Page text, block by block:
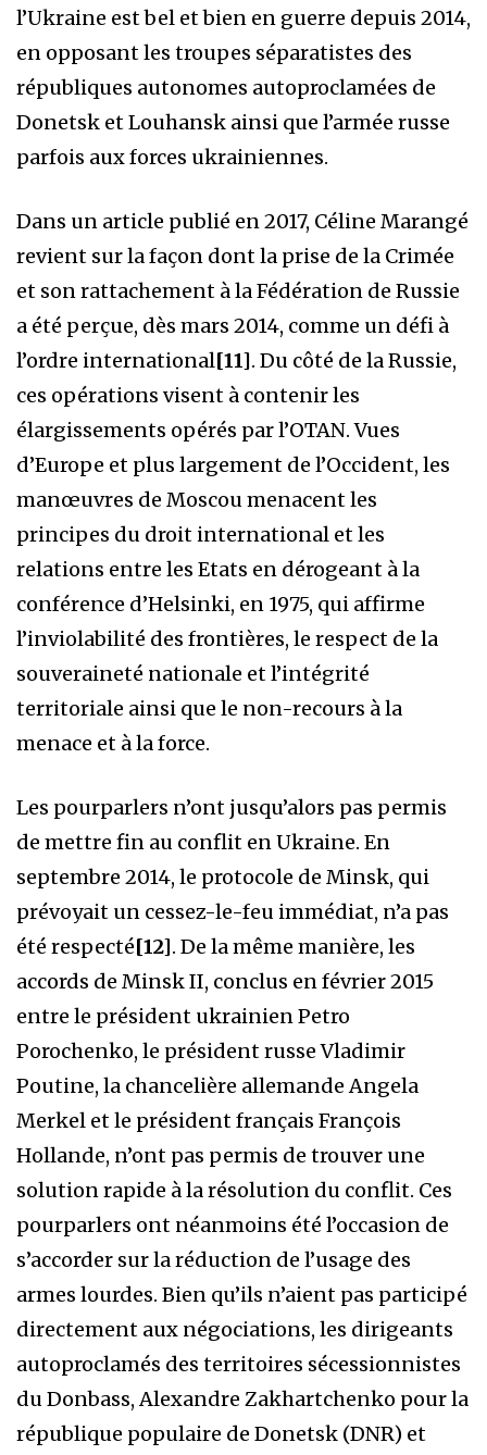
l’Ukraine est bel et bien en guerre depuis 2014,
en opposant les troupes séparatistes des
républiques autonomes autoproclamées de
Donetsk et Louhansk ainsi que l’armée russe
parfois aux forces ukrainiennes.
Dans un article publié en 2017, Céline Marangé
revient sur la façon dont la prise de la Crimée
et son rattachement à la Fédération de Russie
a été perçue, dès mars 2014, comme un défi à
l’ordre international[11]. Du côté de la Russie,
ces opérations visent à contenir les
élargissements opérés par l’OTAN. Vues
d’Europe et plus largement de l’Occident, les
manœuvres de Moscou menacent les
principes du droit international et les
relations entre les Etats en dérogeant à la
conférence d’Helsinki, en 1975, qui affirme
l’inviolabilité des frontières, le respect de la
souveraineté nationale et l’intégrité
territoriale ainsi que le non-recours à la
menace et à la force.
Les pourparlers n’ont jusqu’alors pas permis
de mettre fin au conflit en Ukraine. En
septembre 2014, le protocole de Minsk, qui
prévoyait un cessez-le-feu immédiat, n’a pas
été respecté[12]. De la même manière, les
accords de Minsk II, conclus en février 2015
entre le président ukrainien Petro
Porochenko, le président russe Vladimir
Poutine, la chancelière allemande Angela
Merkel et le président français François
Hollande, n’ont pas permis de trouver une
solution rapide à la résolution du conflit. Ces
pourparlers ont néanmoins été l’occasion de
s’accorder sur la réduction de l’usage des
armes lourdes. Bien qu’ils n’aient pas participé
directement aux négociations, les dirigeants
autoproclamés des territoires sécessionnistes
du Donbass, Alexandre Zakhartchenko pour la
république populaire de Donetsk (DNR) et